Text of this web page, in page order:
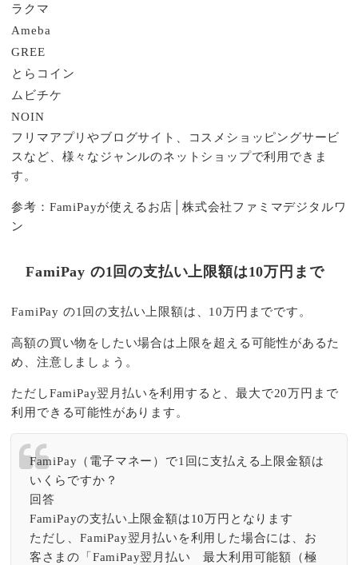
ラクマ
Ameba
GREE
とらコイン
ムビチケ
NOIN
フリマアプリやブログサイト、コスメショッピングサービ
スなど、様々なジャンルのネットショップで利用できま
す。
参考： FamiPayが使えるお店│株式会社ファミマデジタルワ
ン
FamiPay の1回の支払い上限額は10万円まで
FamiPay の1回の支払い上限額は、10万円までです。
高額の買い物をしたい場合は上限を超える可能性があるた
め、注意しましょう。
ただしFamiPay翌月払いを利用すると、最大で20万円まで
利用できる可能性があります。
FamiPay（電子マネー）で1回に支払える上限金額は
いくらですか？
回答
FamiPayの支払い上限金額は10万円となります
ただし、FamiPay翌月払いを利用した場合には、お
客さまの「FamiPay翌月払い 最大利用可能額（極